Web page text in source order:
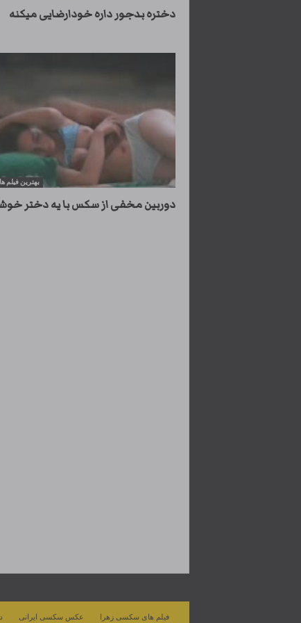
دختره بدجور داره خودارضایی میکنه
بهترین
دوربین مخفی از سکس با یه دختر
عکس سکسی ایرانی فیلم های سکسی زهرا